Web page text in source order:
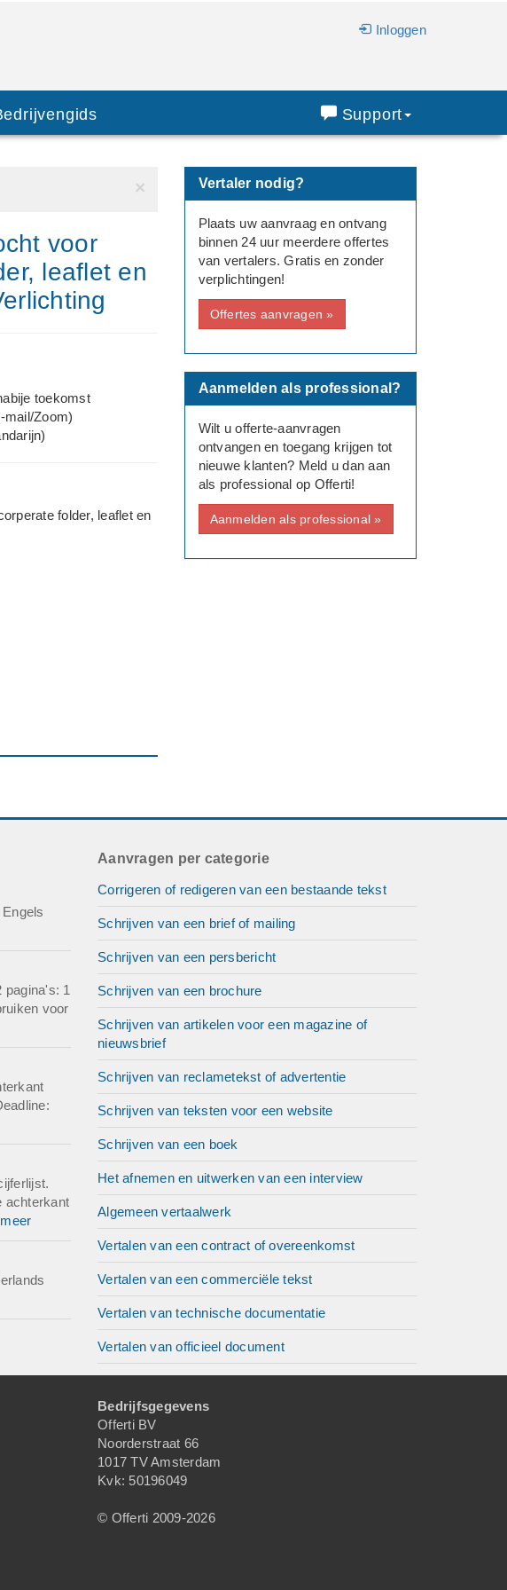
Inloggen
Support
×
voor
leaflet en
toekomst
mail/Zoom)
folder, leaflet en
Vertaler nodig?
Plaats uw aanvraag en ontvang
binnen 24 uur meerdere offertes
van vertalers. Gratis en zonder
verplichtingen!
Offertes aanvragen »
Aanmelden als professional?
Wilt u offerte-aanvragen
ontvangen en toegang krijgen tot
nieuwe klanten? Meld u dan aan
als professional op Offerti!
Aanmelden als professional »
pagina's: 1
voor
achterkant
meer
Aanvragen per categorie
Corrigeren of redigeren van een bestaande tekst
Schrijven van een brief of mailing
Schrijven van een persbericht
Schrijven van een brochure
Schrijven van artikelen voor een magazine of
nieuwsbrief
Schrijven van reclametekst of advertentie
Schrijven van teksten voor een website
Schrijven van een boek
Het afnemen en uitwerken van een interview
Algemeen vertaalwerk
Vertalen van een contract of overeenkomst
Vertalen van een commerciële tekst
Vertalen van technische documentatie
Vertalen van officieel document
Bedrijfsgegevens
Offerti BV
Noorderstraat 66
1017 TV Amsterdam
Kvk: 50196049
© Offerti 2009-2026